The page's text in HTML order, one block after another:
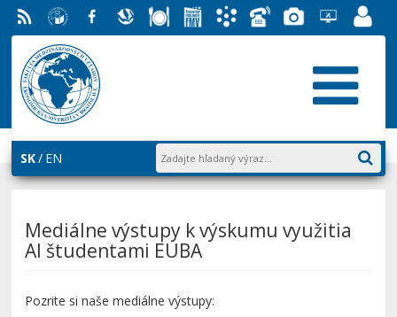
RSS EU v
Bratislave
FacebookSlovenskáStravovanie
ŠtudentskýAkademický
TelefónnyFotogaléria
Helpdesk
EUBAportál
SK EN
Mediálne výstupy k výskumu využitia
AI študentami EUBA
Pozrite si naše mediálne výstupy: